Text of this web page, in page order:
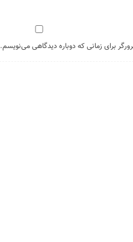
برای زمانی که دوباره دیدگاهی می‌نویسم.